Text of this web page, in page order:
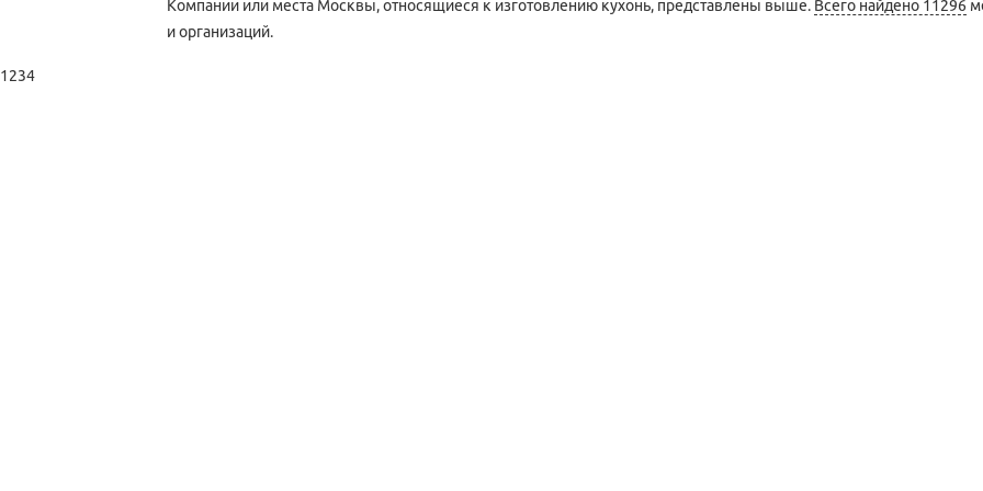
Компании или места Москвы, относящиеся к изготовлению кухонь, представлены выше. Всего найдено 11296
и организаций.
1234